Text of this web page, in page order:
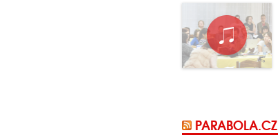
PARABOLA.CZ